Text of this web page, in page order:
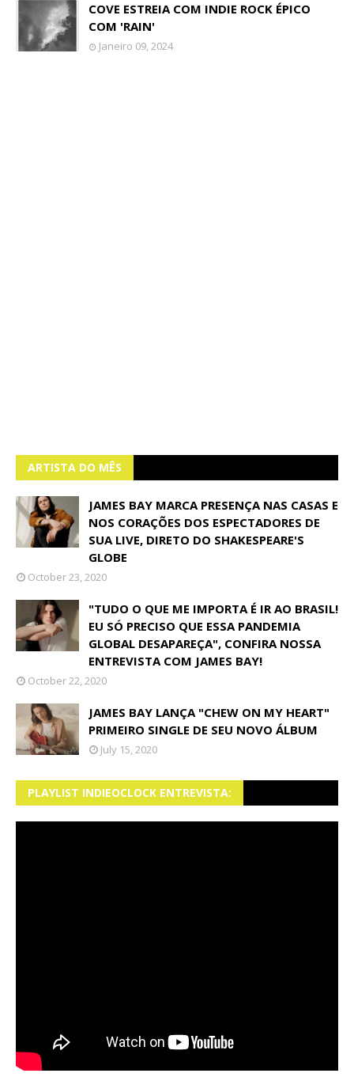
COVE ESTREIA COM INDIE ROCK ÉPICO
COM 'RAIN'
Janeiro 09, 2024
ARTISTA DO MÊS
JAMES BAY MARCA PRESENÇA NAS CASAS E
NOS CORAÇÕES DOS ESPECTADORES DE
SUA LIVE, DIRETO DO SHAKESPEARE'S
GLOBE
October 23, 2020
"TUDO O QUE ME IMPORTA É IR AO BRASIL!
EU SÓ PRECISO QUE ESSA PANDEMIA
GLOBAL DESAPAREÇA", CONFIRA NOSSA
ENTREVISTA COM JAMES BAY!
October 22, 2020
JAMES BAY LANÇA "CHEW ON MY HEART"
PRIMEIRO SINGLE DE SEU NOVO ÁLBUM
July 15, 2020
PLAYLIST INDIEOCLOCK ENTREVISTA: